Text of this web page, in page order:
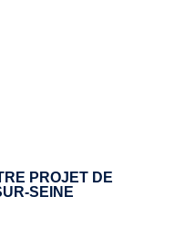
PROJET DE
SEINE